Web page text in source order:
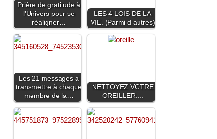
Prière de gratitude à
l'Univers pour se
réaligner…
LES 4 LOIS DE LA
VIE. (Parmi d autres)
Les 21 messages à
transmettre à chaque
membre de la…
NETTOYEZ VOTRE
OREILLER....